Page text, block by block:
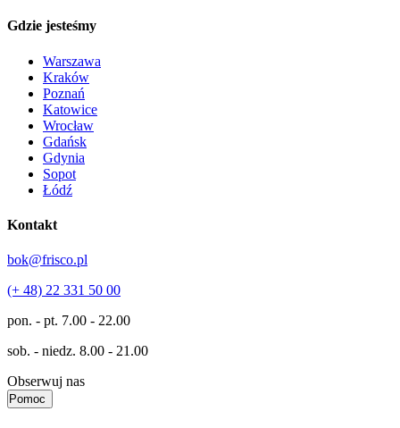
Gdzie jesteśmy
Warszawa
Kraków
Poznań
Katowice
Wrocław
Gdańsk
Gdynia
Sopot
Łódź
Kontakt
bok@frisco.pl
(+ 48) 22 331 50 00
pon. - pt. 7.00 - 22.00
sob. - niedz. 8.00 - 21.00
Obserwuj nas
Pomoc